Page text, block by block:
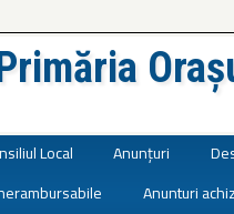
Local Anunțuri
Anunturi